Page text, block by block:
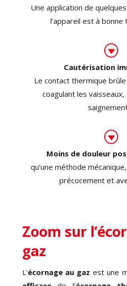
Une application de
l’appareil est à
G
Cautérisation
Le contact thermique
coagulant les
G
Moins de douleur
qu’une méthode
précocement et
Zoom sur
gaz
L’écornage au gaz est une